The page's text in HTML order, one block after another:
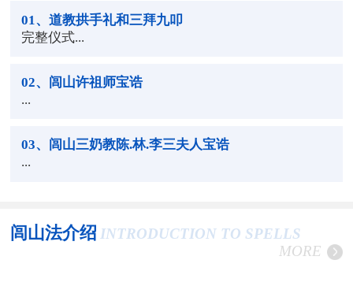
01 、道教拱手礼和三拜九叩
完整仪式...
02、闾山许祖师宝诰
...
03、闾山三奶教陈.林.李三夫人宝诰
...
闾山法介绍 INTRODUCTION TO SPELLS
MORE